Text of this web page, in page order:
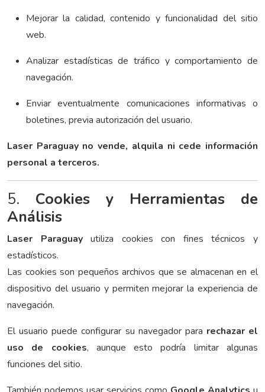
Mejorar la calidad, contenido y funcionalidad del sitio
web.
Analizar estadísticas de tráfico y comportamiento de
navegación.
Enviar eventualmente comunicaciones informativas o
boletines, previa autorización del usuario.
Laser Paraguay no vende, alquila ni cede información
personal a terceros.
5. Cookies y Herramientas de
Análisis
Laser Paraguayutiliza cookies con fines técnicos y
estadísticos.
Las cookies son pequeños archivos que se almacenan en el
dispositivo del usuario y permiten mejorar la experiencia de
navegación.
El usuario puede configurar su navegador para rechazar el
uso de cookies, aunque esto podría limitar algunas
funciones del sitio.